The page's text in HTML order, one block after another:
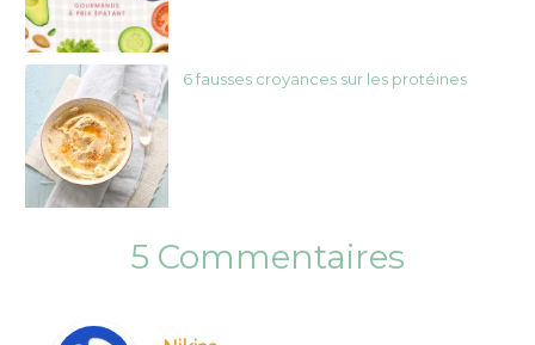
6 fausses croyances sur les protéines
5 Commentaires